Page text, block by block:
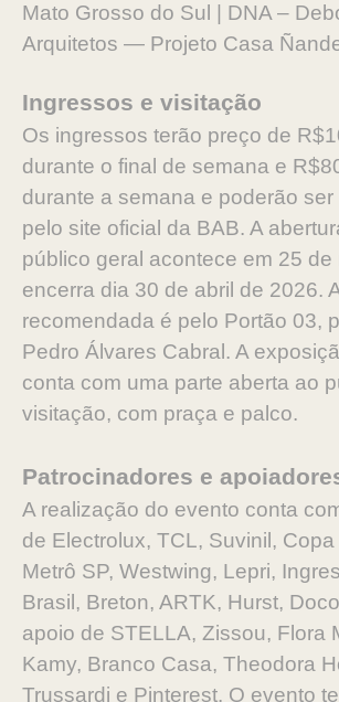
Mato Grosso do Sul | DNA –
Arquitetos — Projeto Casa
Ingressos e visitação
Os ingressos terão preço de
durante o final de semana e
durante a semana e poderão
pelo site oficial da BAB. A
público geral acontece em 25 de
encerra dia 30 de abril de 2026.
recomendada é pelo Portão 03,
Pedro Álvares Cabral. A
conta com uma parte aberta ao
visitação, com praça e palco.
Patrocinadores e
A realização do evento conta
de Electrolux, TCL, Suvinil,
Metrô SP, Westwing, Lepri,
Brasil, Breton, ARTK, Hurst,
apoio de STELLA, Zissou, Flora
Kamy, Branco Casa, Theodora
Trussardi e Pinterest. O evento